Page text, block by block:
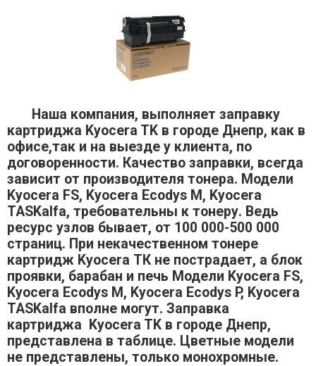
Наша компания, выполняет заправку
картриджа Kyocera TK в городе Днепр, как в
офисе,так и на выезде у клиента, по
договоренности. Качество заправки, всегда
зависит от производителя тонера. Модели
Kyocera FS, Kyocera Ecodys M, Kyocera
TASKalfa, требовательны к тонеру. Ведь
ресурс узлов бывает, от 100 000-500 000
страниц. При некачественном тонере
картридж Kyocera ТК не пострадает, а блок
проявки, барабан и печь Модели Kyocera FS,
Kyocera Ecodys M, Kyocera Ecodys P, Kyocera
TASKalfa вполне могут. Заправка
картриджа Kyocera TK в городе Днепр,
представлена в таблице. Цветные модели
не представлены, только монохромные.